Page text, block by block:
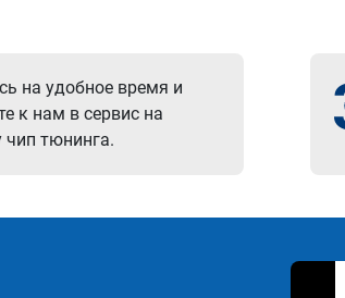
на удобное время и
к нам в сервис на
чип тюнинга.